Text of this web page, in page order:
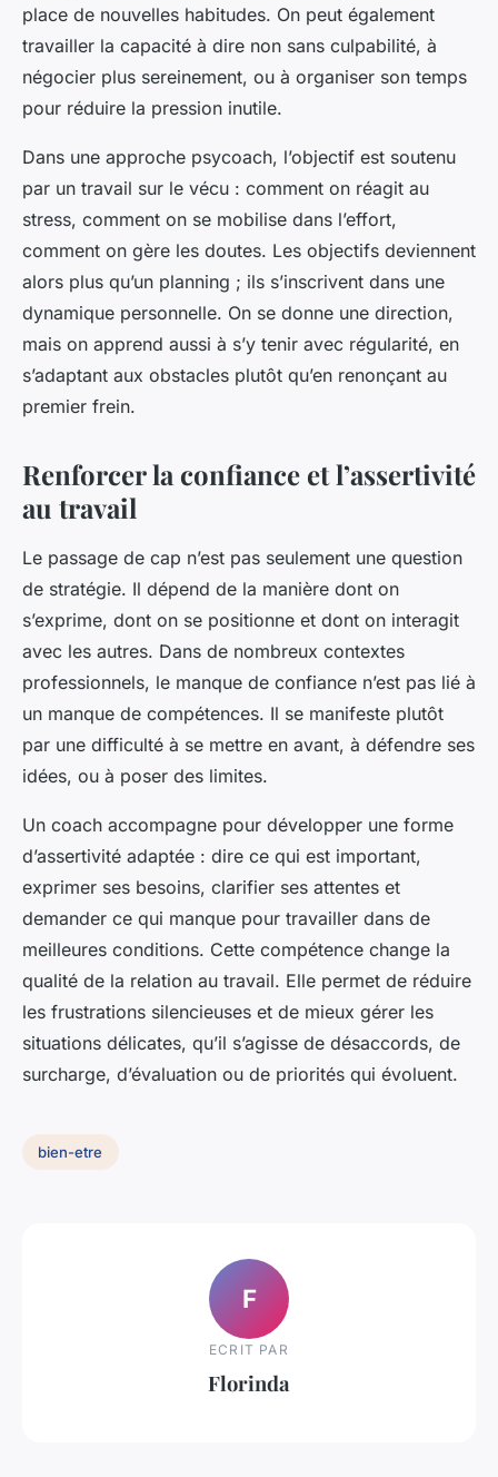
place de nouvelles habitudes. On peut également
travailler la capacité à dire non sans culpabilité, à
négocier plus sereinement, ou à organiser son temps
pour réduire la pression inutile.
Dans une approche psycoach, l’objectif est soutenu
par un travail sur le vécu : comment on réagit au
stress, comment on se mobilise dans l’effort,
comment on gère les doutes. Les objectifs deviennent
alors plus qu’un planning ; ils s’inscrivent dans une
dynamique personnelle. On se donne une direction,
mais on apprend aussi à s’y tenir avec régularité, en
s’adaptant aux obstacles plutôt qu’en renonçant au
premier frein.
Renforcer la confiance et l’assertivité
au travail
Le passage de cap n’est pas seulement une question
de stratégie. Il dépend de la manière dont on
s’exprime, dont on se positionne et dont on interagit
avec les autres. Dans de nombreux contextes
professionnels, le manque de confiance n’est pas lié à
un manque de compétences. Il se manifeste plutôt
par une difficulté à se mettre en avant, à défendre ses
idées, ou à poser des limites.
Un coach accompagne pour développer une forme
d’assertivité adaptée : dire ce qui est important,
exprimer ses besoins, clarifier ses attentes et
demander ce qui manque pour travailler dans de
meilleures conditions. Cette compétence change la
qualité de la relation au travail. Elle permet de réduire
les frustrations silencieuses et de mieux gérer les
situations délicates, qu’il s’agisse de désaccords, de
surcharge, d’évaluation ou de priorités qui évoluent.
bien-etre
F
ECRIT PAR
Florinda